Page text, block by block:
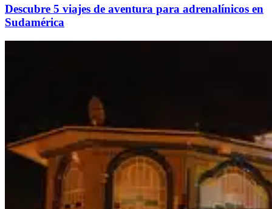
Descubre 5 viajes de aventura para adrenalínicos en
Sudamérica